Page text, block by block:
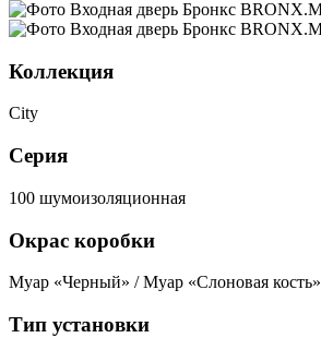
Коллекция
City
Серия
100 шумоизоляционная
Окрас коробки
Муар «Черный» / Муар «Слоновая кость»
Тип установки